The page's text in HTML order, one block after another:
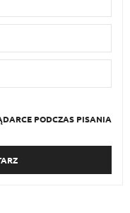
PODCZAS PISANIA